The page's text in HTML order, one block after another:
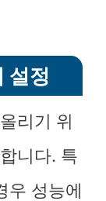
설정
리기 위
니다. 특
우 성능에